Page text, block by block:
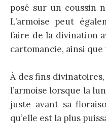
posé sur un coussin
L’armoise peut
faire de la divination
cartomancie, ainsi
À des fins
l’armoise lorsque la
juste avant sa
qu’elle est la plus